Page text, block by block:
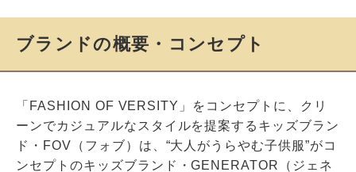
ブランドの概要・コンセプト
「FASHION OF VERSITY」をコンセプトに、クリ
ーンでカジュアルなスタイルを提案するキッズブラン
ド・FOV（フォブ）は、“大人がうらやむ子供服”がコ
ンセプトのキッズブランド・GENERATOR（ジェネ